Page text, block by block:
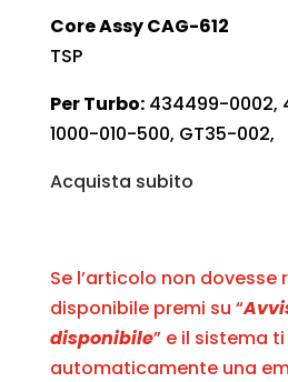
Core Assy CAG-612
TSP
Per Turbo:434499-0002,
1000-010-500, GT35-002,
Acquista subito
Se l’articolo non dovesse
disponibile premi su “
disponibile” e il sistema
automaticamente una